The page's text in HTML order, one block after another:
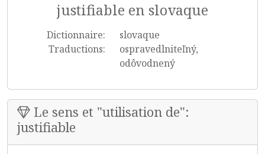
justifiable en slovaque
Dictionnaire:
slovaque
Traductions:
ospravedlniteľný,
odôvodnený
Le sens et "utilisation de":
justifiable